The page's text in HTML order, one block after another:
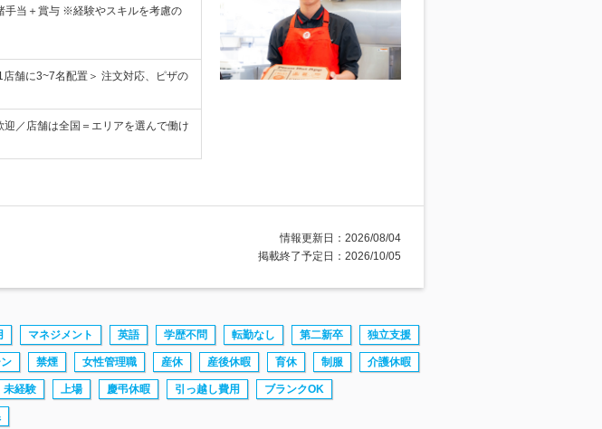
手当＋賞与 ※経験やスキルを考慮の
舗に3~7名配置＞ 注文対応、ピザの
迎／店舗は全国＝エリアを選んで働け
情報更新日：2026/08/04
掲載終了予定日：2026/10/05
マネジメント 英語 学歴不問 転勤なし 第二新卒 独立支援
ン 禁煙 女性管理職 産休 産後休暇 育休 制服 介護休暇
未経験 上場 慶弔休暇 引っ越し費用 ブランクOK